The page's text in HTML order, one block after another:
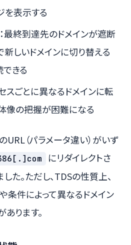
を表示する
：最終到達先のドメインが遮断
新しいドメインに切り替える
きる
スごとに異なるドメインに転
像の把握が困難になる
URL（パラメータ違い）がいず
にリダイレクトさ
た。ただし、TDSの性質上、
条件によって異なるドメイン
ります。